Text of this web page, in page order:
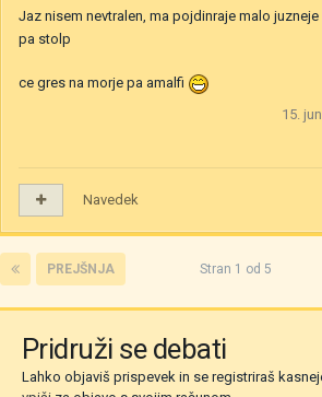
Jaz nisem nevtralen, ma pojdinraje malo juzneje
pa stolp
ce gres na morje pa amalfi
15.
Navedek
PREJŠNJA Stran 1 od 5
Pridruži se debati
Lahko objaviš prispevek in se registriraš